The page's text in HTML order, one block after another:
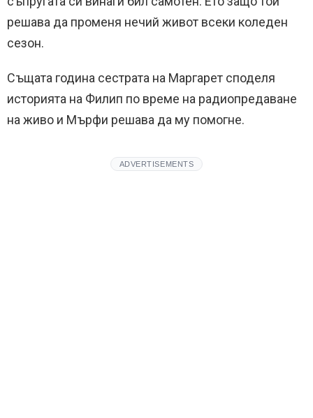
решава да променя нечий живот всеки коледен
сезон.
Същата година сестрата на Маргарет споделя
историята на Филип по време на радиопредаване
на живо и Мърфи решава да му помогне.
ADVERTISEMENTS